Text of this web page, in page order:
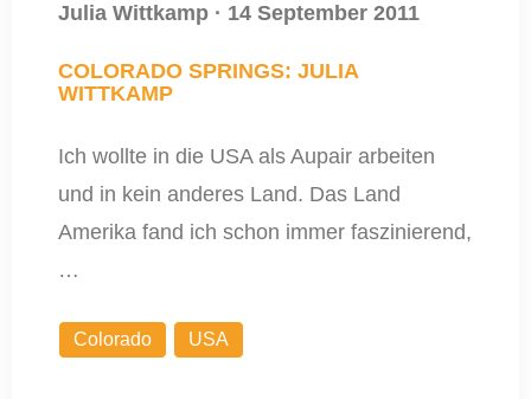
Julia Wittkamp · 14 September 2011
COLORADO SPRINGS: JULIA
WITTKAMP
Ich wollte in die USA als Aupair arbeiten
und in kein anderes Land. Das Land
Amerika fand ich schon immer faszinierend,
…
Colorado USA